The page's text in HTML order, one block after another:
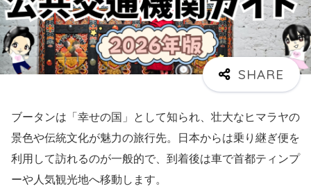
ブータンは「幸せの国」として知られ、壮大なヒマラヤの
景色や伝統文化が魅力の旅行先。日本からは乗り継ぎ便を
利用して訪れるのが一般的で、到着後は車で首都ティンプ
ーや人気観光地へ移動します。